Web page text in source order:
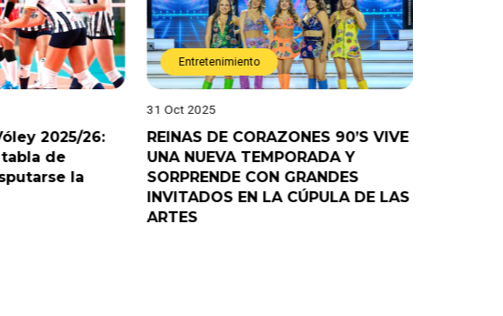
2025/26:
de
la
Entretenimiento
31 Oct 2025
REINAS DE CORAZONES 90’S VIVE
UNA NUEVA TEMPORADA Y
SORPRENDE CON GRANDES
INVITADOS EN LA CÚPULA DE LAS
ARTES